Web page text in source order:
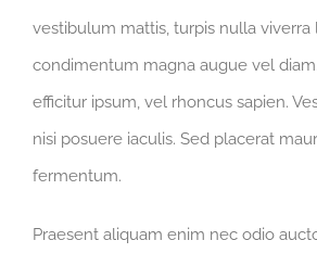
vestibulum mattis, turpis nulla viverra
condimentum magna augue vel
efficitur ipsum, vel rhoncus sapien.
nisi posuere iaculis. Sed placerat
fermentum.
Praesent aliquam enim nec odio